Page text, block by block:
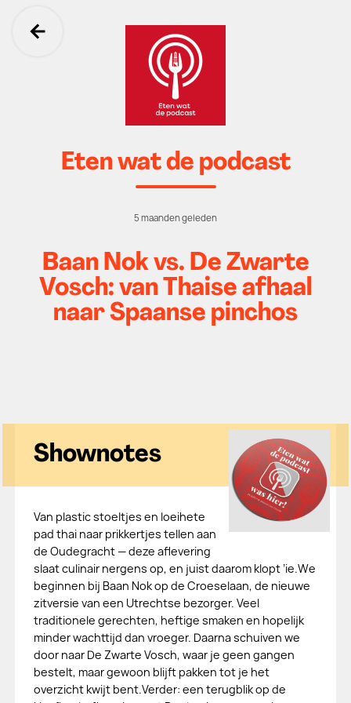
Ga terug
Eten wat de podcast
5 maanden geleden
Baan Nok vs. De Zwarte
Vosch: van Thaise afhaal
naar Spaanse pinchos
Shownotes
Van plastic stoeltjes en loeihete
pad thai naar prikkertjes tellen aan
de Oudegracht — deze aflevering
slaat culinair nergens op, en juist daarom klopt ’ie.We
beginnen bij Baan Nok op de Croeselaan, de nieuwe
zitversie van een Utrechtse bezorger. Veel
traditionele gerechten, heftige smaken en hopelijk
minder wachttijd dan vroeger. Daarna schuiven we
door naar De Zwarte Vosch, waar je geen gangen
bestelt, maar gewoon blijft pakken tot je het
overzicht kwijt bent.Verder: een terugblik op de